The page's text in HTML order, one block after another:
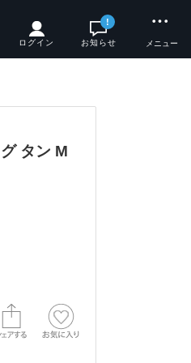
ログイン
!
お知らせ メニュー
タン M